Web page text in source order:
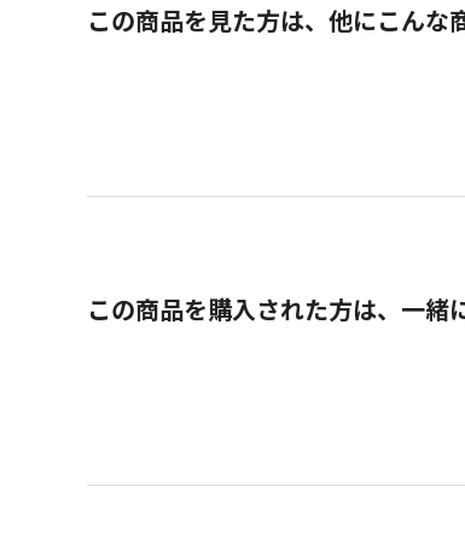
この商品を見た方は、他にこんな
この商品を購入された方は、一緒